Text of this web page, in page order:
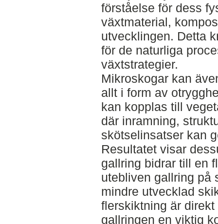
förståelse för dess
växtmaterial,
utvecklingen. Detta
för de naturliga
växtstrategier.
Mikroskogar kan
allt i form av
kan kopplas till
där inramning,
skötselinsatser kan
Resultatet visar
gallring bidrar till en
utebliven gallring på
mindre utvecklad
flerskiktning är
gallringen en viktig